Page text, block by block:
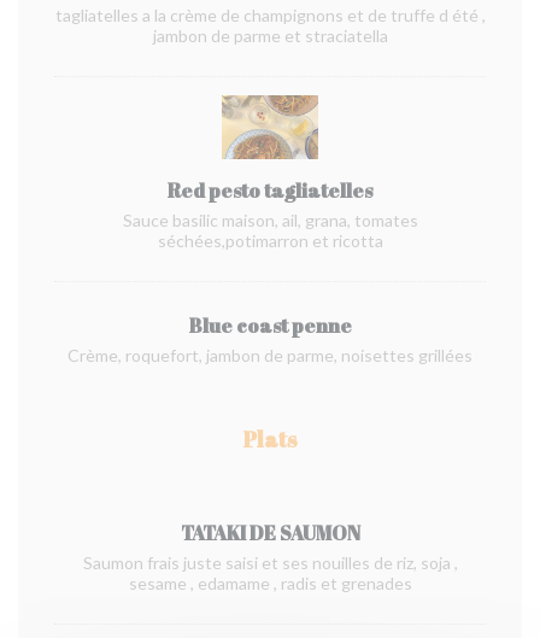
tagliatelles a la crème de champignons et de truffe d été ,
jambon de parme et straciatella
Red pesto tagliatelles
Sauce basilic maison, ail, grana, tomates
séchées,potimarron et ricotta
Blue coast penne
Crème, roquefort, jambon de parme, noisettes grillées
Plats
TATAKI DE SAUMON
Saumon frais juste saisi et ses nouilles de riz, soja ,
sesame , edamame , radis et grenades